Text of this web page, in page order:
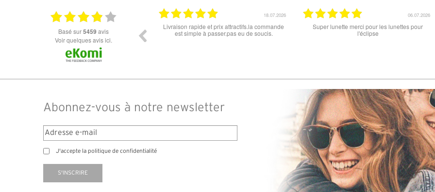
basé sur5459 avis
Voir quelques avis ici.
06.07.2026
Super lunette merci pour les lunettes pour
l'éclipse
18.06.2026
Prix attractif, frais de port faible, un grand choix
dans les types de lunettes. Attention: les stocks
tout est parfait , que ce soit le
Abonnez-vous à notre newsletter
J'accepte la politique de confidentialité
S'INSCRIRE